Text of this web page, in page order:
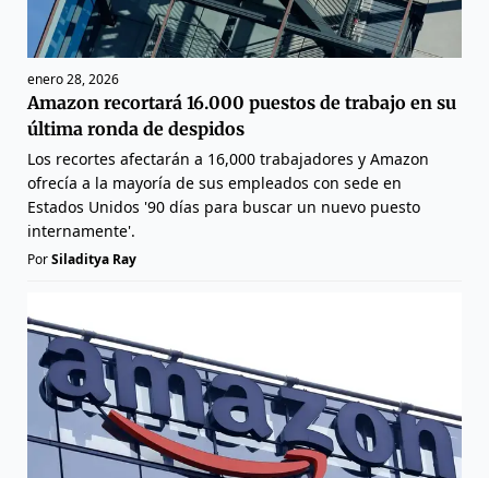
enero 28, 2026
Amazon recortará 16.000 puestos de trabajo en su
última ronda de despidos
Los recortes afectarán a 16,000 trabajadores y Amazon
ofrecía a la mayoría de sus empleados con sede en
Estados Unidos '90 días para buscar un nuevo puesto
internamente'.
PorSiladitya Ray